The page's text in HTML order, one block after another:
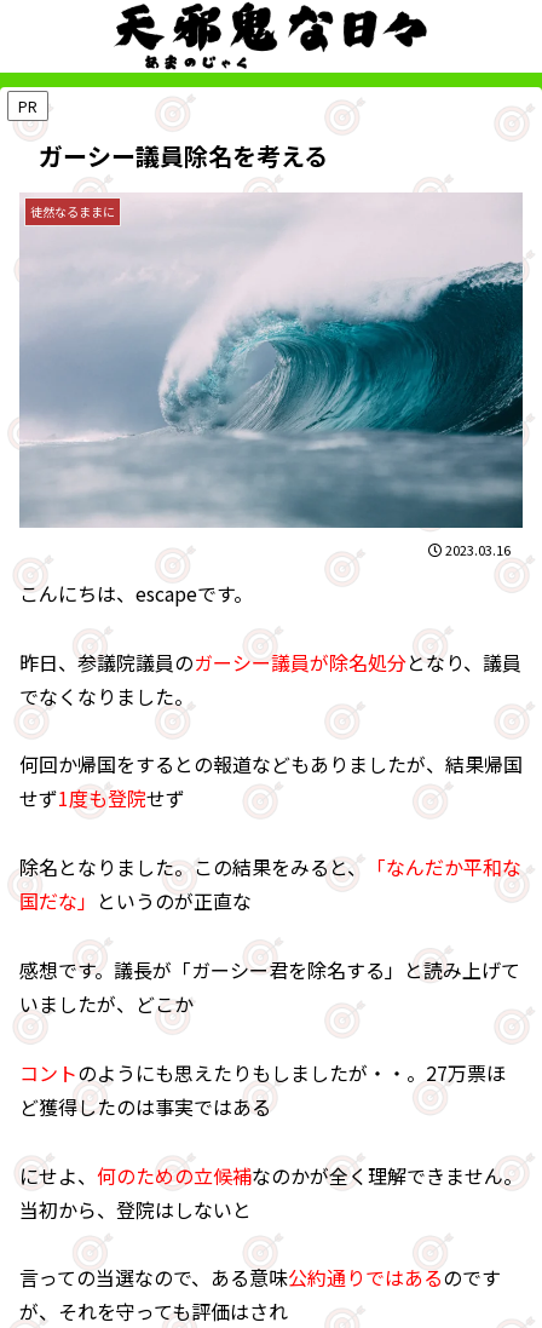
PR
ガーシー議員除名を考える
徒然なるままに
2023.03.16
こんにちは、escapeです。
昨日、参議院議員のガーシー議員が除名処分となり、議員
でなくなりました。
何回か帰国をするとの報道などもありましたが、結果帰国
せず1度も登院せず
除名となりました。この結果をみると、
「なんだか平和な
国だな」 というのが正直な
感想です。議長が「ガーシー君を除名する」と読み上げて
いましたが、どこか
コントのようにも思えたりもしましたが・・。27万票ほ
ど獲得したのは事実ではある
にせよ、 何のための立候補なのかが全く理解できません。
当初から、登院はしないと
言っての当選なので、ある意味公約通りではあるのです
が、それを守っても評価はされ